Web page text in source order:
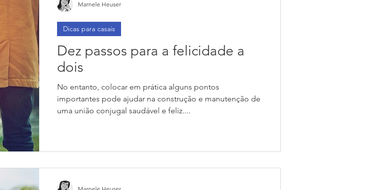
Dez passos para a felicidade a
dois
No entanto, colocar em prática alguns pontos
importantes pode ajudar na construção e manutenção de
uma união conjugal saudável e feliz....
Dicas para casais
Marnele Heuser
Marnele Heuser